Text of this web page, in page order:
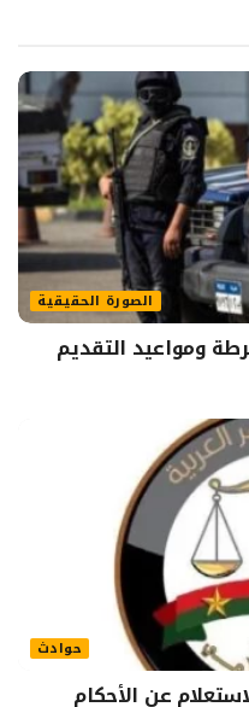
الصورة الحقيقية
ومواعيد التقديم
حوادث
عن الأحكام